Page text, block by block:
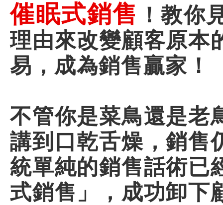
催眠式銷售 ！教你
理由來改變顧客原本
易，成為銷售贏家！
不管你是菜鳥還是老
講到口乾舌燥，銷售
統單純的銷售話術已
式銷售」，成功卸下